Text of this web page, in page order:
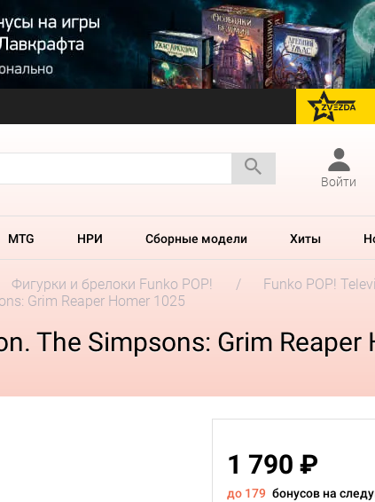
перейти на
Войти
MTG НРИ Сборные модели Хиты
Фигурки и брелоки Funko POP!
Funko POP!
Grim Reaper Homer 1025
The Simpsons: Grim Reaper
1 790 ₽
до 179 бонусов на